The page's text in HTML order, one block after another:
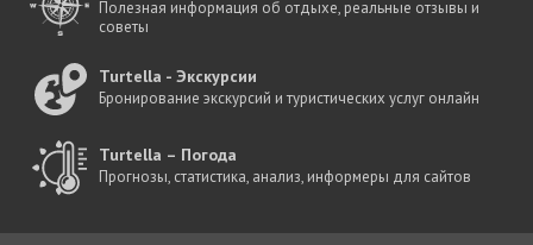
Полезная информация об отдыхе, реальные отзывы и
советы
Turtella - Экскурсии
Бронирование экскурсий и туристических услуг онлайн
Turtella – Погода
Прогнозы, статистика, анализ, информеры для сайтов